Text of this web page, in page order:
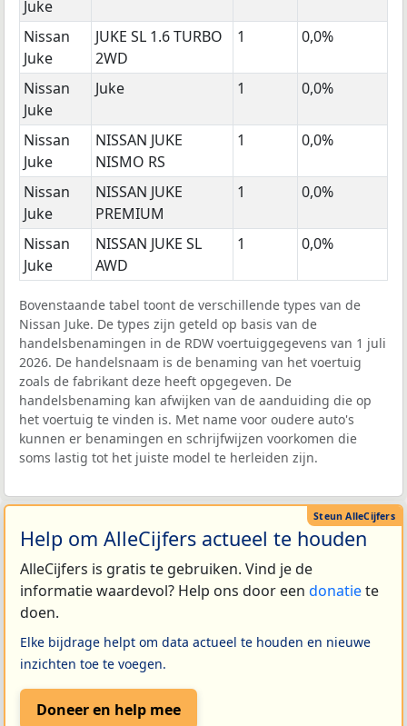
Juke
Nissan
Juke
JUKE SL 1.6 TURBO
2WD
1 0,0%
Nissan
Juke
Juke 1 0,0%
Nissan
Juke
NISSAN JUKE
NISMO RS
1 0,0%
Nissan
Juke
NISSAN JUKE
PREMIUM
1 0,0%
Nissan
Juke
NISSAN JUKE SL
AWD
1 0,0%
Bovenstaande tabel toont de verschillende types van de
Nissan Juke. De types zijn geteld op basis van de
handelsbenamingen in de RDW voertuiggegevens van 1 juli
2026. De handelsnaam is de benaming van het voertuig
zoals de fabrikant deze heeft opgegeven. De
handelsbenaming kan afwijken van de aanduiding die op
het voertuig te vinden is. Met name voor oudere auto's
kunnen er benamingen en schrijfwijzen voorkomen die
soms lastig tot het juiste model te herleiden zijn.
Help om AlleCijfers actueel te houden
AlleCijfers is gratis te gebruiken. Vind je de
informatie waardevol? Help ons door een donatiete
doen.
Elke bijdrage helpt om data actueel te houden en nieuwe
inzichten toe te voegen.
Doneer en help mee